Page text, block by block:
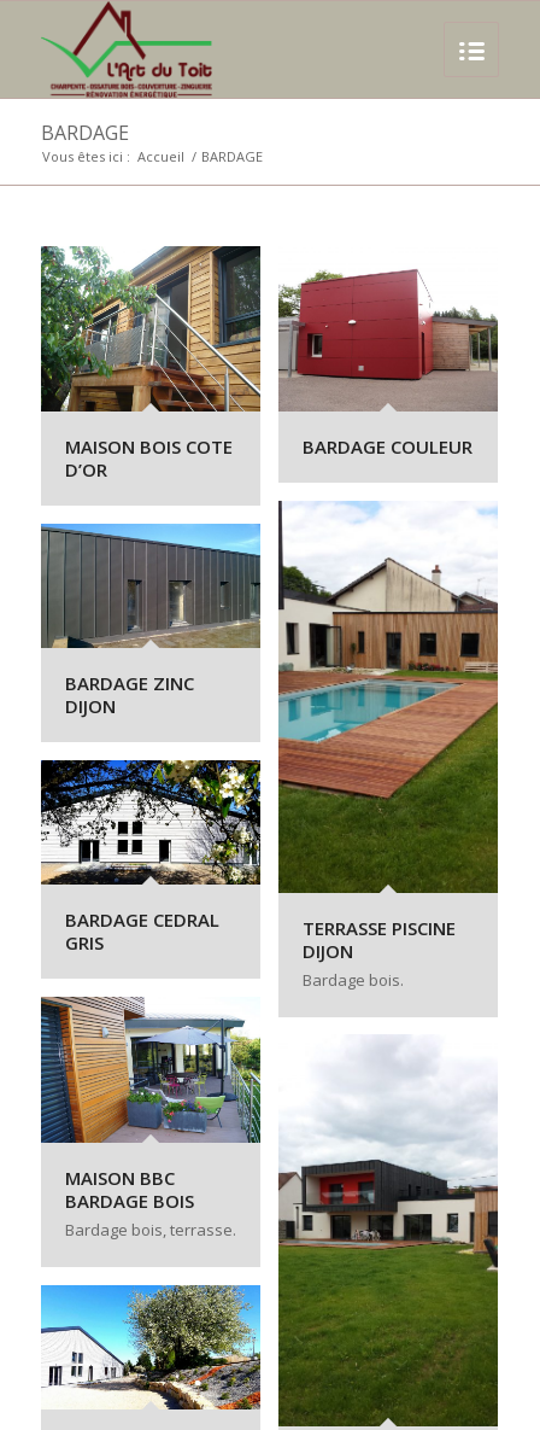
BARDAGE
Vous êtes ici : Accueil / BARDAGE
MAISON BOIS COTE
D’OR
BARDAGE COULEUR
TERRASSE PISCINE
DIJON
Bardage bois.
BARDAGE ZINC
DIJON
BARDAGE CEDRAL
GRIS
MAISON BBC
BARDAGE BOIS
Bardage bois, terrasse.